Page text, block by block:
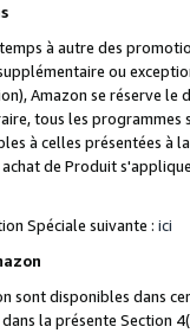
à autre des
ou
Amazon se réserve
tous les
à celles présentées à
de Produit
Spéciale suivante : ici
sont disponibles dans
la présente Section